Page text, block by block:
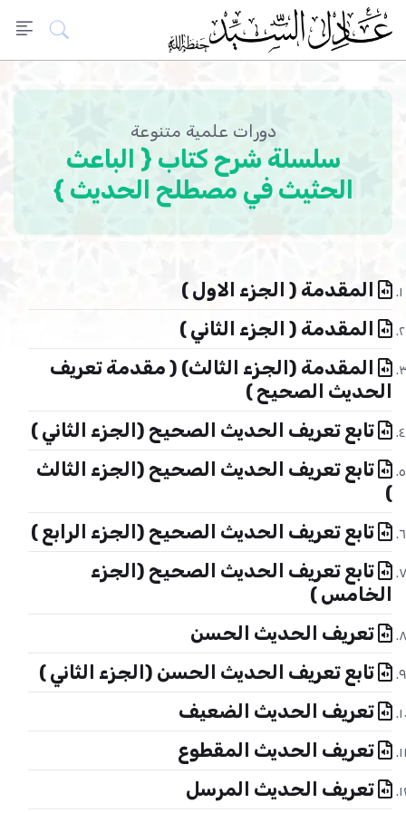
دورات علمية متنوعة
سلسلة شرح كتاب { الباعث
الحثيث في مصطلح الحديث }
المقدمة ( الجزء الاول )
المقدمة ( الجزء الثاني )
المقدمة (الجزء الثالث) ( مقدمة تعريف
الحديث الصحيح )
تابع تعريف الحديث الصحيح (الجزء الثاني )
تابع تعريف الحديث الصحيح (الجزء الثالث
)
تابع تعريف الحديث الصحيح (الجزء الرابع )
تابع تعريف الحديث الصحيح (الجزء
الخامس )
تعريف الحديث الحسن
تابع تعريف الحديث الحسن (الجزء الثاني )
تعريف الحديث الضعيف
تعريف الحديث المقطوع
تعريف الحديث المرسل